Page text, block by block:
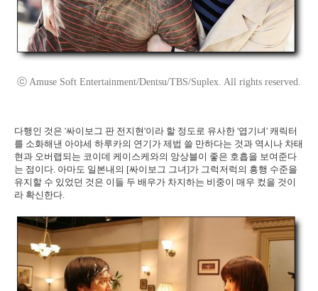
ⓒ Amuse Soft Entertainment/Dentsu/TBS/Suplex. All rights reserved.
다행인 것은 '싸이보그 판 전지현'이라 할 정도로 유사한 '엽기녀' 캐릭터
를 소화해낸 아야세 하루카의 연기가 제법 쓸 만하다는 것과 역시나 차태
현과 오버랩되는 코이데 케이스케와의 앙상블이 좋은 호흡을 보여준다
는 점이다. 아마도 일본내의 [싸이보그 그녀]가 그럭저럭의 흥행 수준을
유지할 수 있었던 것은 이들 두 배우가 차지하는 비중이 매우 컸을 것이
라 확신한다.